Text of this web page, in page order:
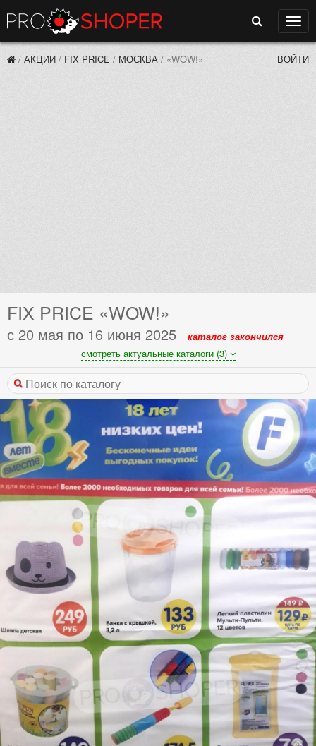
Поиск
/ АКЦИИ / FIX PRICE / МОСКВА / «WOW!» ВОЙТИ
FIX PRICE «WOW!»
с 20 мая по 16 июня 2025
каталог закончился
смотреть актуальные каталоги (3)